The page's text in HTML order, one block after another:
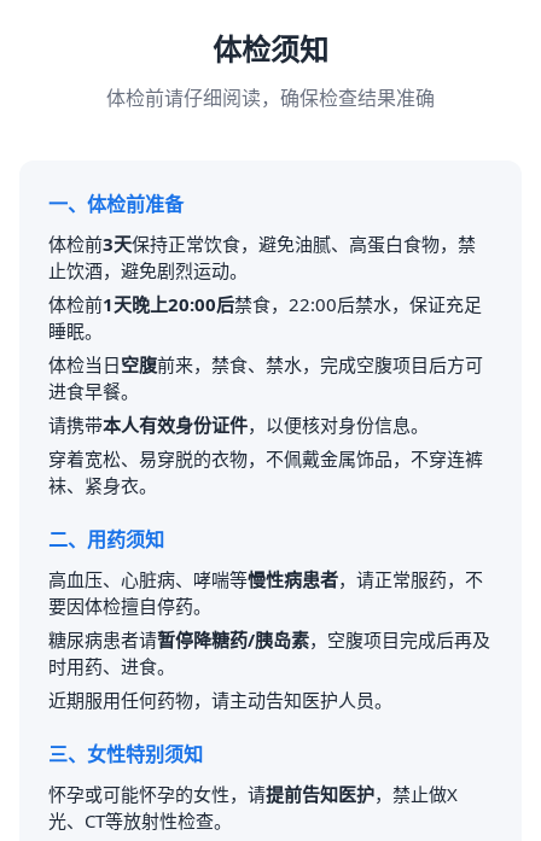
体检须知
体检前请仔细阅读，确保检查结果准确
一、体检前准备
体检前3天保持正常饮食，避免油腻、高蛋白食物，禁
止饮酒，避免剧烈运动。
体检前1天晚上20:00后禁食，22:00后禁水，保证充足
睡眠。
体检当日空腹前来，禁食、禁水，完成空腹项目后方可
进食早餐。
请携带本人有效身份证件，以便核对身份信息。
穿着宽松、易穿脱的衣物，不佩戴金属饰品，不穿连裤
袜、紧身衣。
二、用药须知
高血压、心脏病、哮喘等慢性病患者，请正常服药，不
要因体检擅自停药。
糖尿病患者请暂停降糖药/胰岛素，空腹项目完成后再及
时用药、进食。
近期服用任何药物，请主动告知医护人员。
三、女性特别须知
怀孕或可能怀孕的女性，请提前告知医护，禁止做X
光、CT等放射性检查。